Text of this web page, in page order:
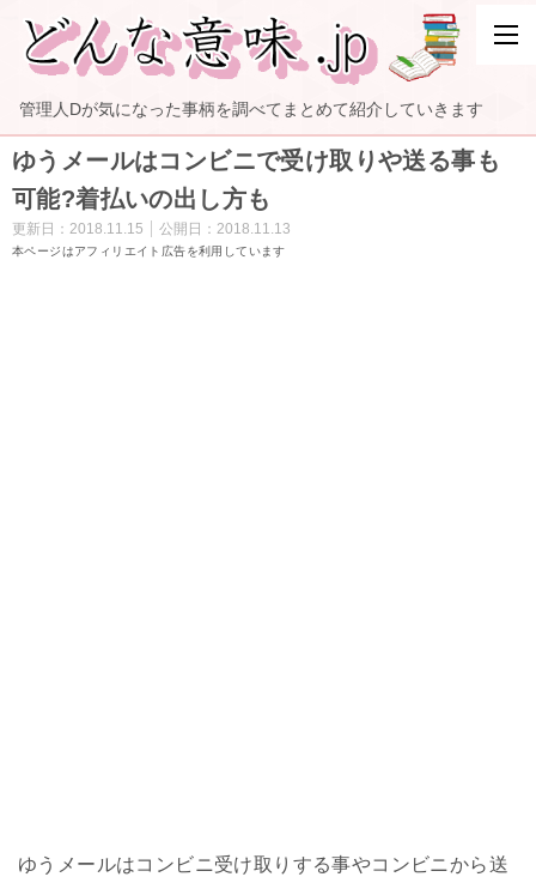
管理人Dが気になった事柄を調べてまとめて紹介していきます
ゆうメールはコンビニで受け取りや送る事も
可能?着払いの出し方も
更新日： 2018.11.15 公開日： 2018.11.13
本ページはアフィリエイト広告を利用しています
ゆうメールはコンビニ受け取りする事やコンビニから送